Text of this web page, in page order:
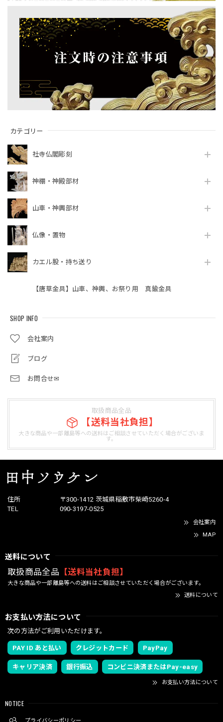
カテゴリー
社寺仏閣彫刻
神棚・神殿部材
山車・神輿部材
仏像・置物
カエル股・持ち送り
【唐草金具】山車、神輿、お祭り用 真鍮金具
SHOP INFO
会社案内
ブログ
お問合せ✉
取扱商品全品
【送料当社負担】
大きな商品や一部離島等への送料はご相談させていただく場合がございま
す。
住所
〒300-1412 茨城県稲敷市柴崎5260-4
TEL
090-3197-0525
会社案内
MAP
送料について
取扱商品全品 【送料当社負担】
大きな商品や一部離島等への送料はご相談させていただく場合がございます。
送料について
お支払い方法について
次の方法がご利用いただけます。
PAY ID あと払い クレジットカード PayPay
キャリア決済 銀行振込 コンビニ決済またはPay-easy
お支払い方法について
NOTICE
プライバシーポリシー